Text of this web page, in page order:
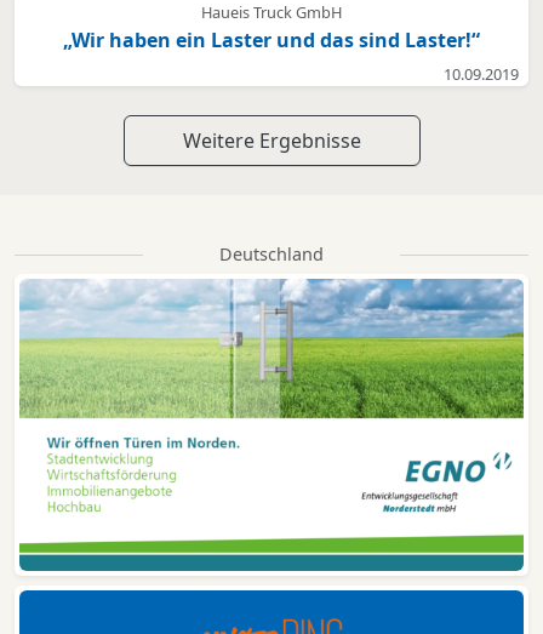
Haueis Truck GmbH
„Wir haben ein Laster und das sind Laster!“
10.09.2019
Weitere Ergebnisse
Deutschland